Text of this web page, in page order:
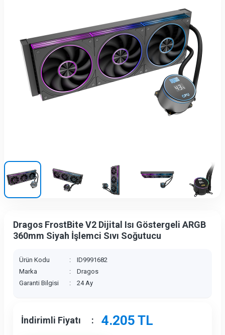
Dragos FrostBite V2 Dijital Isı Göstergeli ARGB
360mm Siyah İşlemci Sıvı Soğutucu
Ürün Kodu :
ID9991682
Marka
:
Dragos
Garanti Bilgisi
: 24 Ay
İndirimli Fiyatı : 4.205 TL